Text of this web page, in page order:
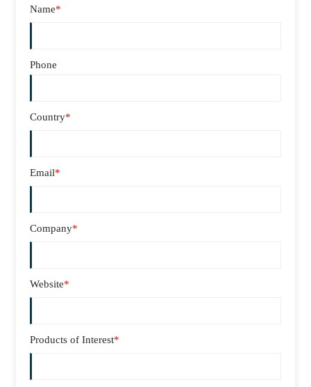
Name*
Phone
Country*
Email*
Company*
Website*
Products of Interest*